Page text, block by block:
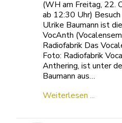
(WH am Freitag, 22.
ab 12:30 Uhr)
Ulrike Baumann ist
VocAnth
Radiofabrik Das
Foto: Radiofabrik
Anthering, ist unter
Baumann aus…
Weiterlesen ...